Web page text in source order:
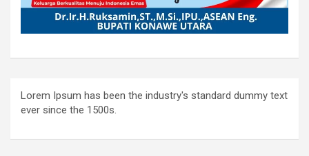
Lorem Ipsum has been the industry's standard dummy text
ever since the 1500s.